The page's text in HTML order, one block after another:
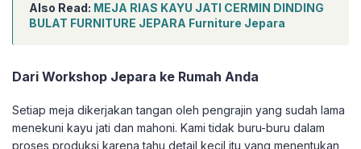
Also Read: MEJA RIAS KAYU JATI CERMIN DINDING
BULAT FURNITURE JEPARA Furniture Jepara
Dari Workshop Jepara ke Rumah Anda
Setiap meja dikerjakan tangan oleh pengrajin yang sudah lama
menekuni kayu jati dan mahoni. Kami tidak buru-buru dalam
proses produksi karena tahu detail kecil itu yang menentukan